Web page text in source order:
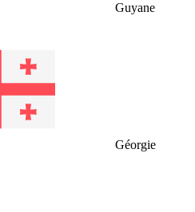
Guyane
Géorgie